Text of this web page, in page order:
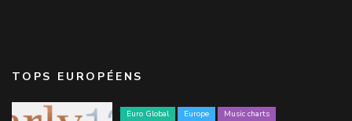
TOPS EUROPÉENS
Euro Global Europe Music charts